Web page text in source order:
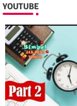
YOUTUBE